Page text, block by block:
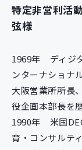
特定非営利
弦様
1969年 ディジ
ンターナショナ
大阪営業所所長
役企画本部長を歴
1990年 米国
育・コンサルテ